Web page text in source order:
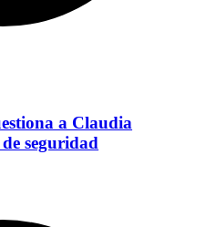
a Claudia
seguridad